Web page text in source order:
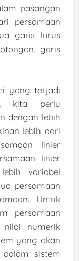
pasangan
persamaan
garis lurus
garis
yang terjadi
kita perlu
dengan lebih
lebih dari
linier
linier
variabel
persamaan
Untuk
persamaan
nilai numerik
yang akan
sistem